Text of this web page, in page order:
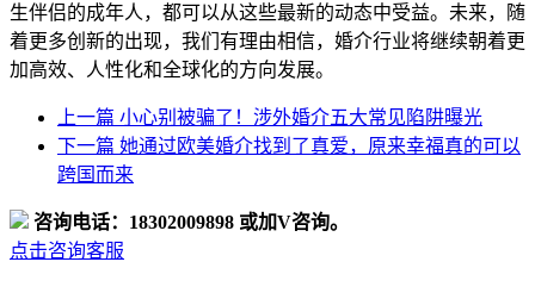
生伴侣的成年人，都可以从这些最新的动态中受益。未来，随
着更多创新的出现，我们有理由相信，婚介行业将继续朝着更
加高效、人性化和全球化的方向发展。
上一篇 小心别被骗了！涉外婚介五大常见陷阱曝光
下一篇 她通过欧美婚介找到了真爱，原来幸福真的可以
跨国而来
咨询电话：18302009898 或加V咨询。
点击咨询客服